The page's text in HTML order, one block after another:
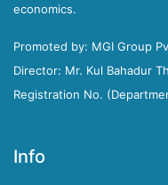
economics.
Promoted by: MGI Group
Director: Mr. Kul Bahadur
Registration No.
Info